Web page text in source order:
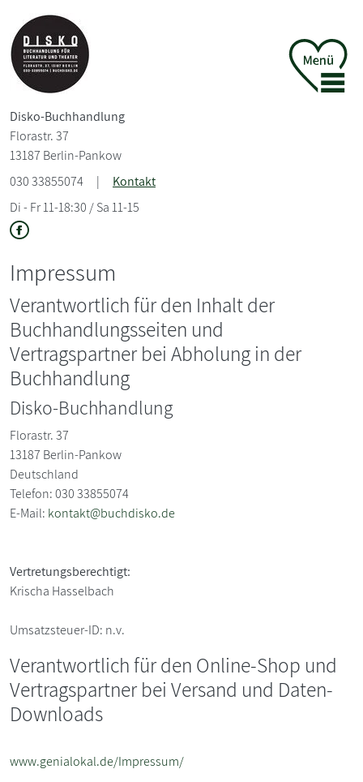
Disko-Buchhandlung
Florastr. 37
13187 Berlin-Pankow
030 33855074
|
Kontakt
Di - Fr 11-18:30 / Sa 11-15
Impressum
Verantwortlich für den Inhalt der
Buchhandlungsseiten und
Vertragspartner bei Abholung in der
Buchhandlung
Disko-Buchhandlung
Florastr. 37
13187 Berlin-Pankow
Deutschland
Telefon: 030 33855074
E-Mail: kontakt@buchdisko.de
Vertretungsberechtigt:
Krischa Hasselbach
Umsatzsteuer-ID: n.v.
Verantwortlich für den Online-Shop und
Vertragspartner bei Versand und Daten-
Downloads
www.genialokal.de/Impressum/